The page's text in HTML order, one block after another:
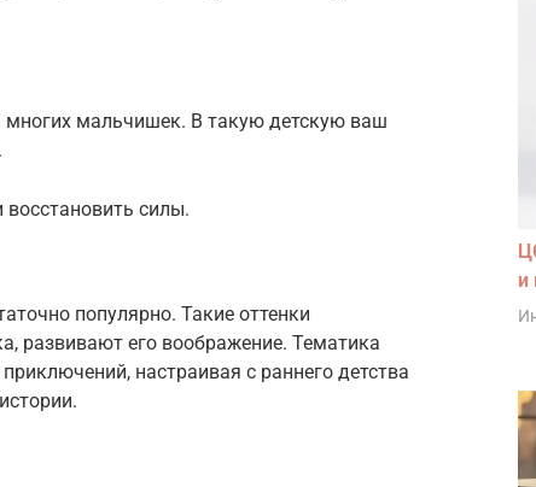
многих мальчишек. В такую детскую ваш
силы.
популярно. Такие оттенки
развивают его воображение. Тематика
настраивая с раннего детства
и